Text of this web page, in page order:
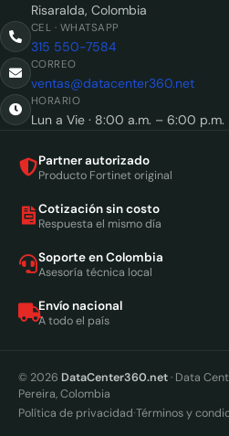
Risaralda, Colombia
CEL · WHATSAPP
315 550-7584
CORREO
ventas@datacenter360.net
HORARIO
Lun a Vie · 8:00 a.m. – 6:00 p.m.
Partner autorizado
Producto Fortinet original
Cotización sin costo
Respuesta el mismo día
Soporte en Colombia
Asesoría técnica local
Envío nacional
A todo el país
© 2026 DataCenter360.net· Data
Pereira, Colombia
Política de privacidad·Términos y